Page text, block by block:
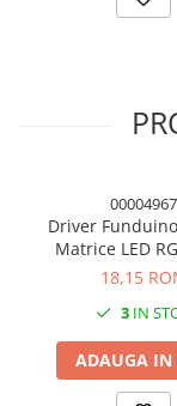
00004967
Driver
Matrice LED
Arduino
18,15
3IN
ADAUGA IN